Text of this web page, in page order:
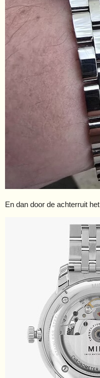
En dan door de achterruit